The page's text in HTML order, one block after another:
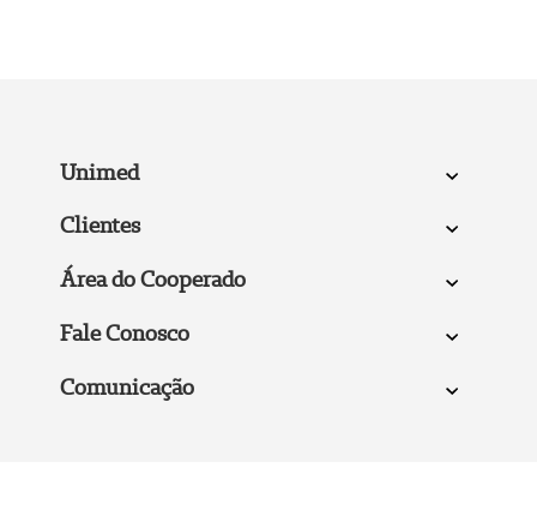
Unimed
Clientes
Área do Cooperado
Fale Conosco
Comunicação